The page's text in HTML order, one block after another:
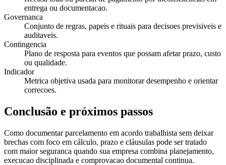
entrega ou documentacao.
Governanca
Conjunto de regras, papeis e rituais para decisoes previsiveis e
auditaveis.
Contingencia
Plano de resposta para eventos que possam afetar prazo, custo
ou qualidade.
Indicador
Metrica objetiva usada para monitorar desempenho e orientar
correcoes.
Conclusão e próximos passos
Como documentar parcelamento em acordo trabalhista sem deixar
brechas com foco em cálculo, prazo e cláusulas pode ser tratado
com maior seguranca quando sua empresa combina planejamento,
execucao disciplinada e comprovacao documental continua.